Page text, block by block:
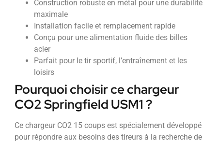
Construction robuste en métal pour une durabilité
maximale
Installation facile et remplacement rapide
Conçu pour une alimentation fluide des billes
acier
Parfait pour le tir sportif, l’entraînement et les
loisirs
Pourquoi choisir ce chargeur
CO2 Springfield USM1 ?
Ce chargeur CO2 15 coups est spécialement développé
pour répondre aux besoins des tireurs à la recherche de